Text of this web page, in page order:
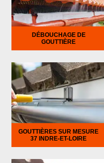
DÉBOUCHAGE DE
GOUTTIÈRE
GOUTTIÈRES SUR MESURE
37 INDRE-ET-LOIRE